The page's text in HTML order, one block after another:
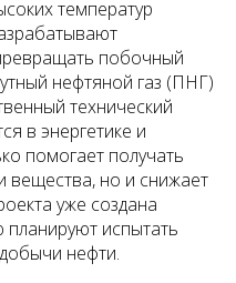
температур
побочный
нефтяной газ (ПНГ)
технический
в энергетике и
помогает получать
но и снижает
уже создана
планируют испытать
нефти.